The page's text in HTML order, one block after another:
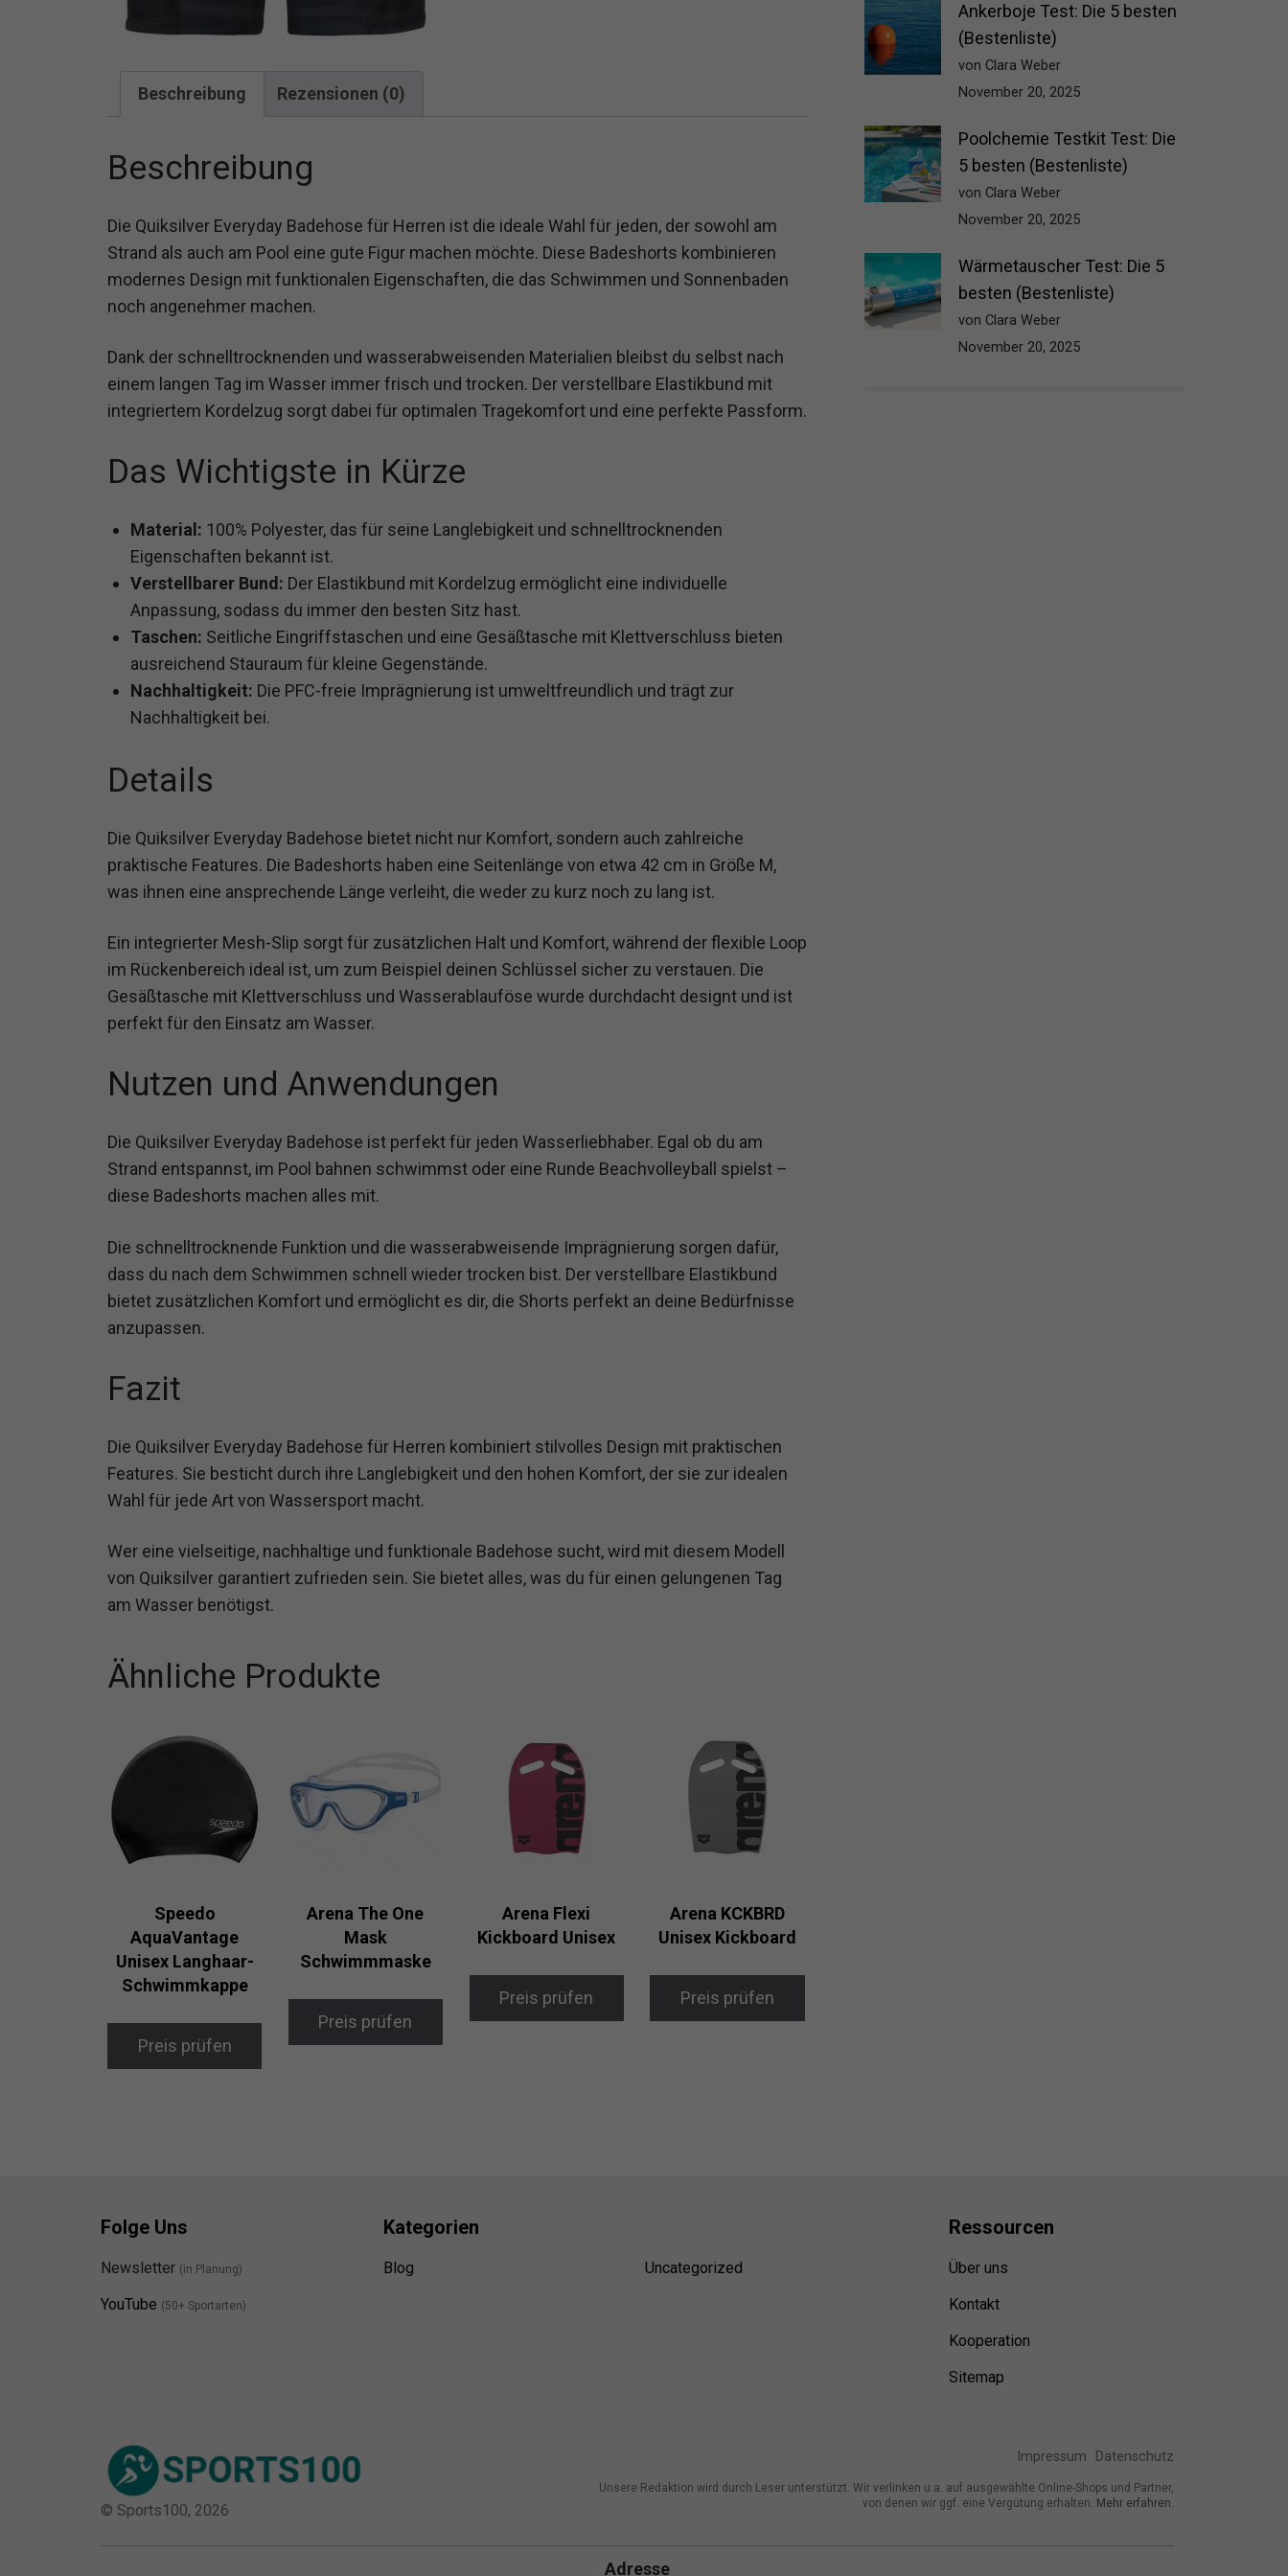
Beschreibung Rezensionen (0)
Beschreibung
Die Quiksilver Everyday Badehose für Herren ist die ideale Wahl für jeden, der sowohl am
Strand als auch am Pool eine gute Figur machen möchte. Diese Badeshorts kombinieren
modernes Design mit funktionalen Eigenschaften, die das Schwimmen und Sonnenbaden
noch angenehmer machen.
Dank der schnelltrocknenden und wasserabweisenden Materialien bleibst du selbst nach
einem langen Tag im Wasser immer frisch und trocken. Der verstellbare Elastikbund mit
integriertem Kordelzug sorgt dabei für optimalen Tragekomfort und eine perfekte Passform.
Das Wichtigste in Kürze
Material: 100% Polyester, das für seine Langlebigkeit und schnelltrocknenden
Eigenschaften bekannt ist.
Verstellbarer Bund: Der Elastikbund mit Kordelzug ermöglicht eine individuelle
Anpassung, sodass du immer den besten Sitz hast.
Taschen: Seitliche Eingriffstaschen und eine Gesäßtasche mit Klettverschluss bieten
ausreichend Stauraum für kleine Gegenstände.
Nachhaltigkeit: Die PFC-freie Imprägnierung ist umweltfreundlich und trägt zur
Nachhaltigkeit bei.
Details
Die Quiksilver Everyday Badehose bietet nicht nur Komfort, sondern auch zahlreiche
praktische Features. Die Badeshorts haben eine Seitenlänge von etwa 42 cm in Größe M,
was ihnen eine ansprechende Länge verleiht, die weder zu kurz noch zu lang ist.
Ein integrierter Mesh-Slip sorgt für zusätzlichen Halt und Komfort, während der flexible Loop
im Rückenbereich ideal ist, um zum Beispiel deinen Schlüssel sicher zu verstauen. Die
Gesäßtasche mit Klettverschluss und Wasserablauföse wurde durchdacht designt und ist
perfekt für den Einsatz am Wasser.
Nutzen und Anwendungen
Die Quiksilver Everyday Badehose ist perfekt für jeden Wasserliebhaber. Egal ob du am
Strand entspannst, im Pool bahnen schwimmst oder eine Runde Beachvolleyball spielst –
diese Badeshorts machen alles mit.
Die schnelltrocknende Funktion und die wasserabweisende Imprägnierung sorgen dafür,
dass du nach dem Schwimmen schnell wieder trocken bist. Der verstellbare Elastikbund
bietet zusätzlichen Komfort und ermöglicht es dir, die Shorts perfekt an deine Bedürfnisse
anzupassen.
Fazit
Die Quiksilver Everyday Badehose für Herren kombiniert stilvolles Design mit praktischen
Features. Sie besticht durch ihre Langlebigkeit und den hohen Komfort, der sie zur idealen
Wahl für jede Art von Wassersport macht.
Wer eine vielseitige, nachhaltige und funktionale Badehose sucht, wird mit diesem Modell
von Quiksilver garantiert zufrieden sein. Sie bietet alles, was du für einen gelungenen Tag
am Wasser benötigst.
Ähnliche Produkte
Speedo
AquaVantage
Unisex Langhaar-
Schwimmkappe
Preis prüfen
Arena The One
Mask
Schwimmmaske
Preis prüfen
Arena Flexi
Kickboard Unisex
Preis prüfen
Arena KCKBRD
Unisex Kickboard
Preis prüfen
Ankerboje Test: Die 5 besten
(Bestenliste)
von Clara Weber
November 20, 2025
Poolchemie Testkit Test: Die
5 besten (Bestenliste)
von Clara Weber
November 20, 2025
Wärmetauscher Test: Die 5
besten (Bestenliste)
von Clara Weber
November 20, 2025
Folge Uns
Newsletter (in Planung)
YouTube (50+ Sportarten)
Kategorien
Blog Uncategorized
Ressourcen
Über uns
Kontakt
Kooperation
Sitemap
© Sports100, 2026
Impressum Datenschutz
Unsere Redaktion wird durch Leser unterstützt. Wir verlinken u.a. auf ausgewählte Online-Shops und Partner,
von denen wir ggf. eine Vergütung erhalten. Mehr erfahren.
Adresse